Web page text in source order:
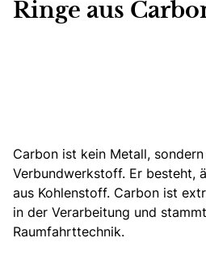
Ringe aus
Carbon ist kein Metall,
Verbundwerkstoff. Er besteht,
aus Kohlenstoff. Carbon ist
in der Verarbeitung und
Raumfahrttechnik.